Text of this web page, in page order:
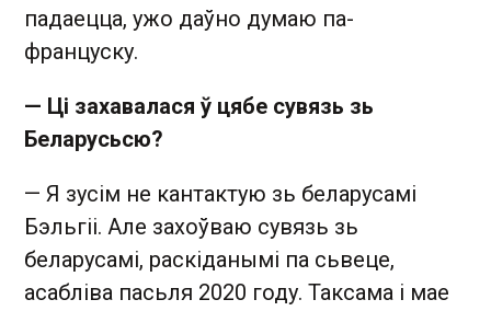
падаецца, ужо даўно думаю па-
француску.
— Ці захавалася ў цябе сувязь зь
Беларусьсю?
— Я зусім не кантактую зь беларусамі
Бэльгіі. Але захоўваю сувязь зь
беларусамі, раскіданымі па сьвеце,
асабліва пасьля 2020 году. Таксама і мае